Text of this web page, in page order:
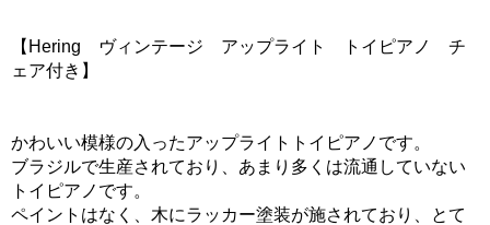
【Hering ヴィンテージ アップライト トイピアノ チ
ェア付き】
かわいい模様の入ったアップライトトイピアノです。
ブラジルで生産されており、あまり多くは流通していない
トイピアノです。
ペイントはなく、木にラッカー塗装が施されており、とて